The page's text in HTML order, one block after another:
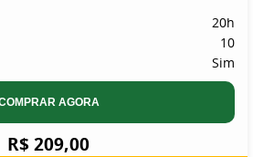
20h
10
Sim
AGORA
R$ 209,00